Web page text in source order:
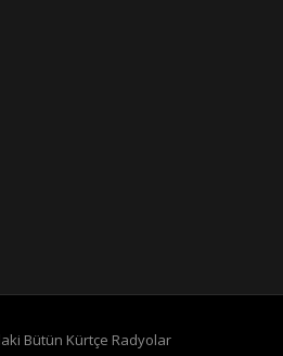
Bütün Kürtçe Radyolar